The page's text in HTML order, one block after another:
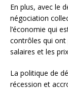
En plus, avec le
négociation
l’économie qui
contrôles qui ont
salaires et les
La politique de
récession et